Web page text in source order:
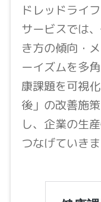
ドレッドライ
サービスでは
き方の傾向・
ーイズムを多
康課題を可視
後」の改善施
し、企業の生
つなげていきま